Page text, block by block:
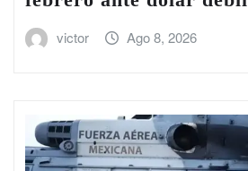
victor Ago 8, 2026